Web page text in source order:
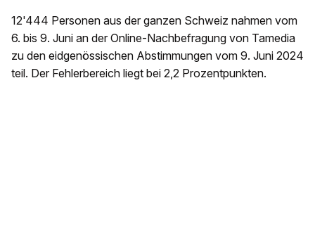
12'444 Personen aus der ganzen Schweiz nahmen vom
6. bis 9. Juni an der Online-Nachbefragung von Tamedia
zu den eidgenössischen Abstimmungen vom 9. Juni 2024
teil. Der Fehlerbereich liegt bei 2,2 Prozentpunkten.